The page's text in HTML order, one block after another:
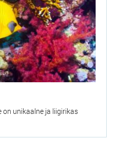
on unikaalne ja liigirikas